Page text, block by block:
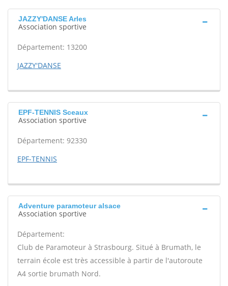
JAZZY'DANSE Arles
Association sportive
Département: 13200
JAZZY'DANSE
EPF-TENNIS Sceaux
Association sportive
Département: 92330
EPF-TENNIS
Adventure paramoteur alsace
Association sportive
Département:
Club de Paramoteur à Strasbourg. Situé à Brumath, le
terrain école est très accessible à partir de l'autoroute
A4 sortie brumath Nord.